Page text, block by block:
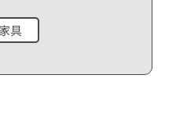
家具